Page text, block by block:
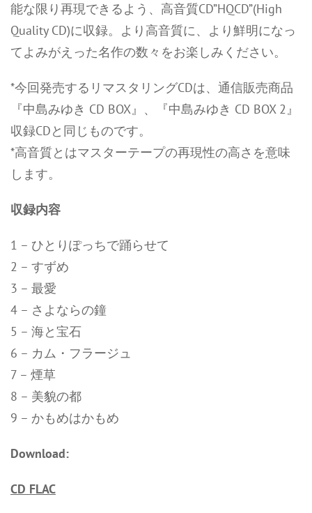
能な限り再現できるよう、高音質CD”HQCD”(High
Quality CD)に収録。より高音質に、より鮮明になっ
てよみがえった名作の数々をお楽しみください。
*今回発売するリマスタリングCDは、通信販売商品
『中島みゆき CD BOX』、『中島みゆき CD BOX 2』
収録CDと同じものです。
*高音質とはマスターテープの再現性の高さを意味
します。
収録内容
1 – ひとりぽっちで踊らせて
2 – すずめ
3 – 最愛
4 – さよならの鐘
5 – 海と宝石
6 – カム・フラージュ
7 – 煙草
8 – 美貌の都
9 – かもめはかもめ
Download:
CD FLAC